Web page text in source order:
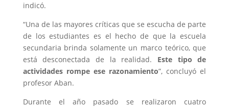
indicó.
“Una de las mayores críticas que se escucha de parte
de los estudiantes es el hecho de que la escuela
secundaria brinda solamente un marco teórico, que
está desconectada de la realidad. Este tipo de
actividades rompe ese razonamiento”, concluyó el
profesor Aban.
Durante el año pasado se realizaron cuatro